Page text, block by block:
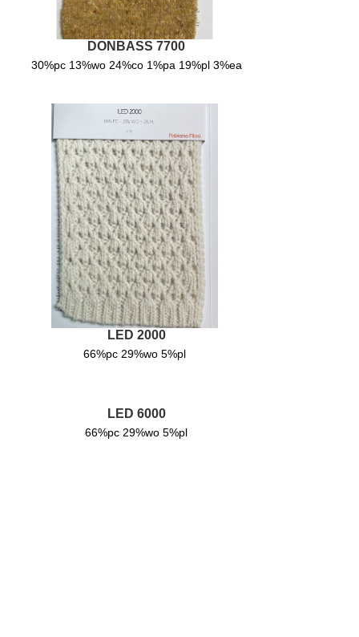
filato
2025
Casa
Filato
CARIAGGI
25
CARIAGGI
25/26
bottogiuseppe
2025-2026
Botto
giuseppe
2025
filati 23-
DONBASS 7700
30%pc 13%wo 24%co 1%pa 19%pl 3%ea
LED 2000
66%pc 29%wo 5%pl
LED 6000
66%pc 29%wo 5%pl